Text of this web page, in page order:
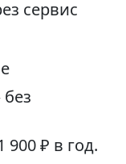
сервис
900 ₽ в год.